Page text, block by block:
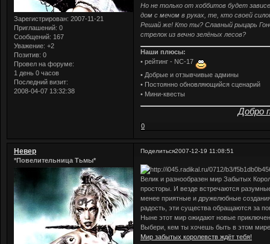
Зарегистрирован: 2007-11-21
Приглашений: 0
Сообщений: 167
Уважение: +2
Позитив: 0
Провел на форуме:
1 день 0 часов
Последний визит:
2008-04-07 13:32:38
Но не только от хоббитов будет
дом с мечом в руках, те, кто своей
Решай же! Кто ты? Славный рыцарь
стрелок из вечно зелёных лесов?
Наши плюсы:
• рейтинг - NC-17
• Добрые и отзывчивые админы
• Постоянно обновляющийся сценарий
• Мини-квесты
Добро
0
Поделиться2007-12-19 11:08:51
Невер
*Повелительница Тьмы*
Велик и разнообразен мир Забытых
просторы. И везде встречаются
менее приятные и дружелюбные
радость, эти существа обращаются за
Ныне этот мир ожидают новые
Выбери, кем ты хочешь быть в этом
Мир забытых королевств ждёт тебя!